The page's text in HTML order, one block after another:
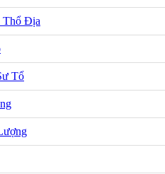
Thổ Địa
Tổ